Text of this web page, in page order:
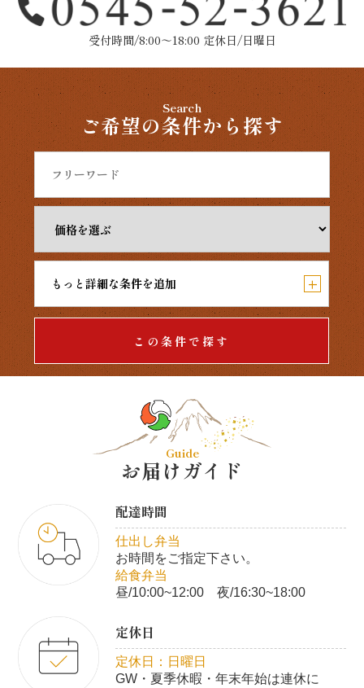
受付時間/8:00～18:00 定休日/日曜日
Search
ご希望の条件から探す
もっと詳細な条件を追加 +
この条件で探す
Guide
お届けガイド
配達時間
仕出し弁当
お時間をご指定下さい。
給食弁当
昼/10:00~12:00 夜/16:30~18:00
定休日
定休日：日曜日
GW・夏季休暇・年末年始は連休に